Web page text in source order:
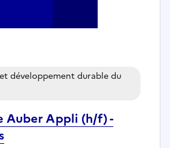
Auber Appli (h/f) -
développement durable du